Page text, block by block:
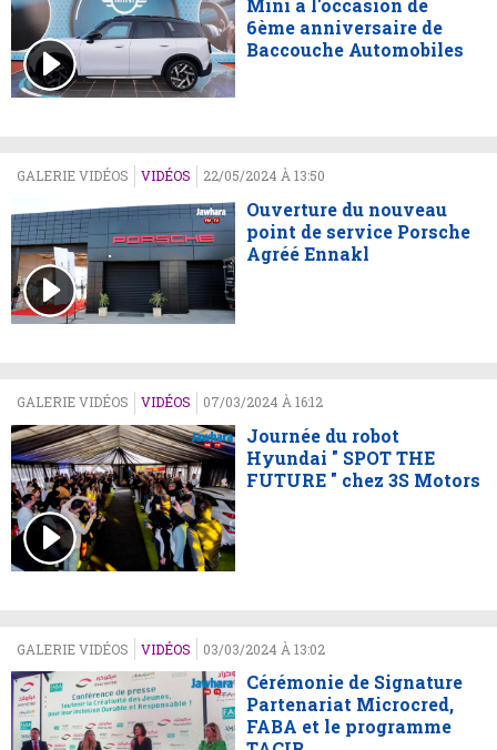
Mini à l'occasion de
6ème anniversaire de
Baccouche Automobiles
GALERIE VIDÉOS VIDÉOS 22/05/2024 À 13:50
Ouverture du nouveau
point de service Porsche
Agréé Ennakl
GALERIE VIDÉOS VIDÉOS 07/03/2024 À 16:12
Journée du robot
Hyundai " SPOT THE
FUTURE " chez 3S Motors
GALERIE VIDÉOS VIDÉOS 03/03/2024 À 13:02
Cérémonie de Signature
Partenariat Microcred,
FABA et le programme